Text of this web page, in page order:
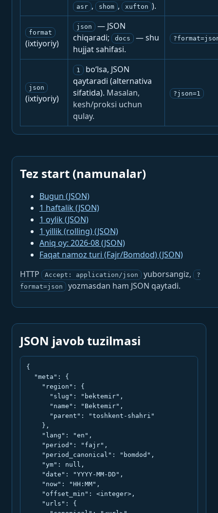
asr , shom , xufton ).
format
(ixtiyoriy)
json
— JSON
chiqaradi;
docs
— shu
hujjat sahifasi.
json
(ixtiyoriy)
1
bo‘lsa, JSON
qaytaradi (alternativa
sifatida). Masalan,
kesh/proksi uchun
qulay.
?json=1
Tez start (namunalar)
Bugun (JSON)
1 haftalik (JSON)
1 oylik (JSON)
1 yillik (rolling) (JSON)
Aniq oy: 2026-08 (JSON)
Faqat namoz turi (Fajr/Bomdod) (JSON)
HTTP
Accept: application/json yuborsangiz,
?
format=json
yozmasdan ham JSON qaytadi.
JSON javob tuzilmasi
{
  "meta": {
    "region": {
      "slug": "bektemir",
      "name": "Bektemir",
      "parent": "toshkent-shahri"
    },
    "lang": "en",
    "period": "fajr",
    "period_canonical": "bomdod",
    "ym": null,
    "date": "YYYY-MM-DD",
    "now": "HH:MM",
    "offset_min": <integer>,
    "urls": {